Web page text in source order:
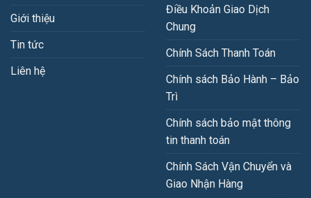
Giới thiệu
Tin tức
Liên hệ
Điều Khoản Giao Dịch
Chung
Chính Sách Thanh Toán
Chính sách Bảo Hành – Bảo
Trì
Chính sách bảo mật thông
tin thanh toán
Chính Sách Vận Chuyển và
Giao Nhận Hàng